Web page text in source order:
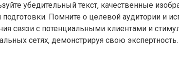
убедительный текст, качественные
Помните о целевой аудитории и
связи с потенциальными клиентами и
сетях, демонстрируя свою